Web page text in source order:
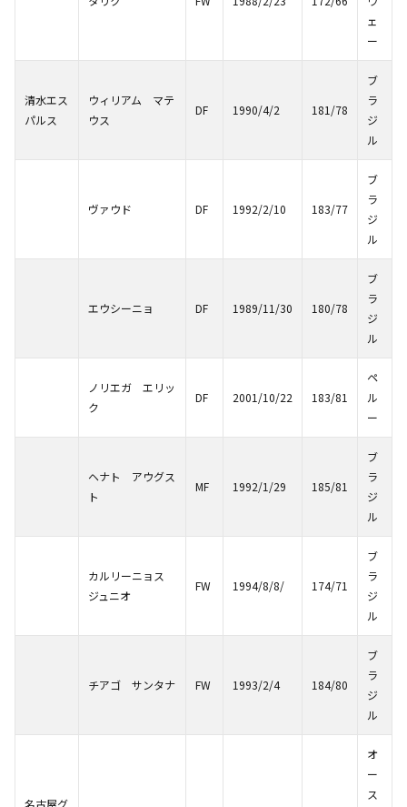
ェ
ー
清水エス
パルス
ウィリアム マテ
ウス
DF 1990/4/2 181/78
ブ
ラ
ジ
ル
ヴァウド DF 1992/2/10 183/77
ブ
ラ
ジ
ル
エウシーニョ DF 1989/11/30 180/78
ブ
ラ
ジ
ル
ノリエガ エリッ
ク
DF 2001/10/22 183/81
ペ
ル
ー
ヘナト アウグス
ト
MF 1992/1/29 185/81
ブ
ラ
ジ
ル
カルリーニョス
ジュニオ
FW 1994/8/8/ 174/71
ブ
ラ
ジ
ル
チアゴ サンタナ FW 1993/2/4 184/80
ブ
ラ
ジ
ル
名古屋グ
オ
ー
ス